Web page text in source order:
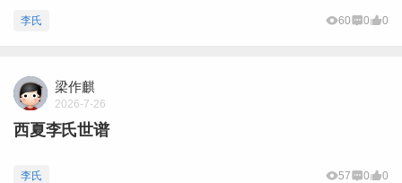
李氏 60 0 0
梁作麒
2026-7-26
西夏李氏世谱
李氏 57 0 0